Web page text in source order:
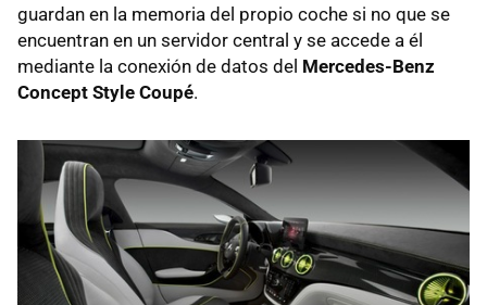
guardan en la memoria del propio coche si no que se
encuentran en un servidor central y se accede a él
mediante la conexión de datos del Mercedes-Benz
Concept Style Coupé.